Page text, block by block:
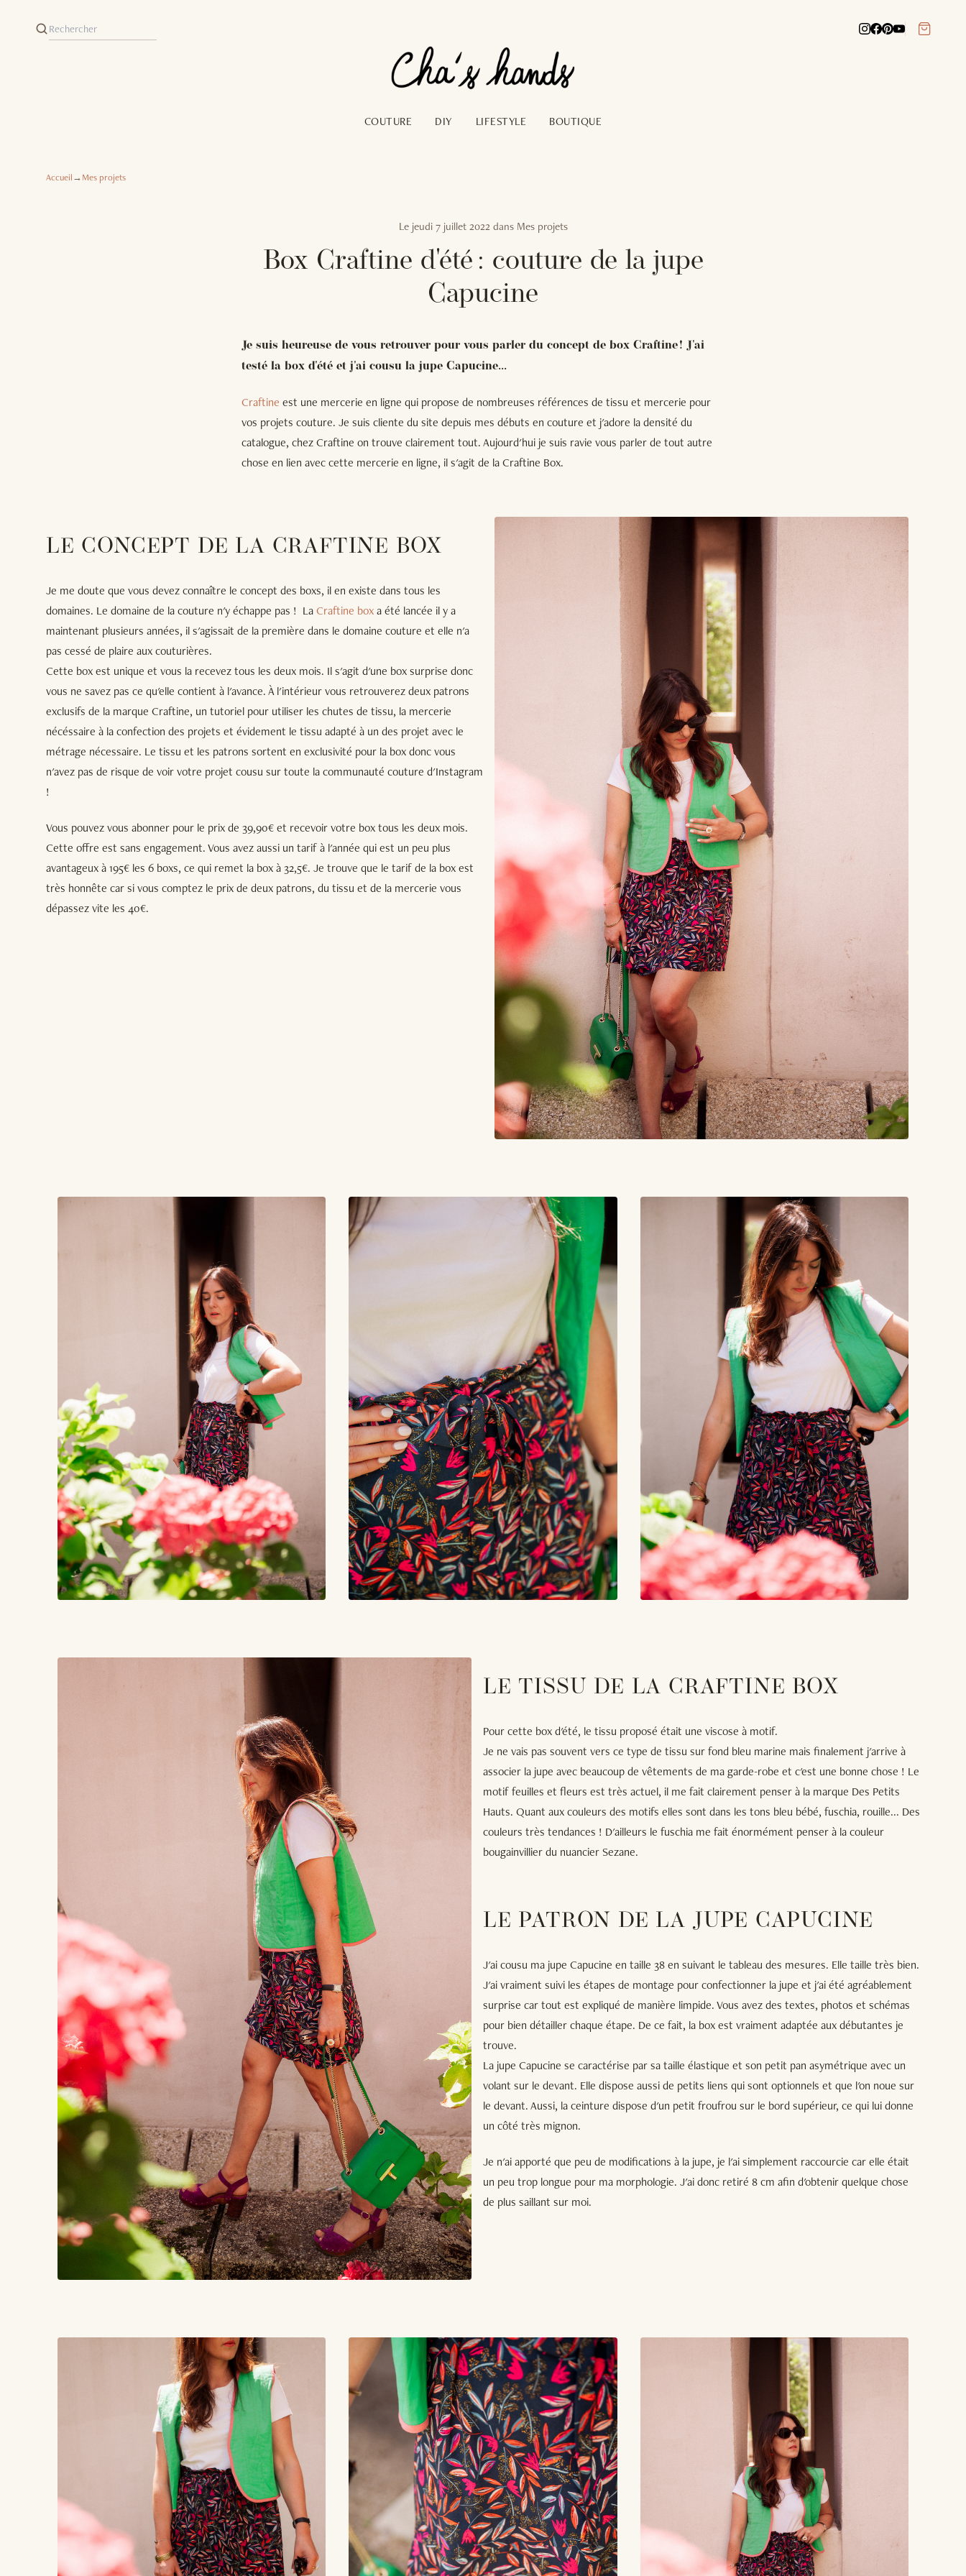
COUTURE DIY LIFESTYLE BOUTIQUE
Accueil→Mes projets
Le jeudi 7 juillet 2022dans Mes projets
Box Craftine d'été : couture de la jupe
Capucine
Je suis heureuse de vous retrouver pour vous parler du concept de box Craftine ! J'ai
testé la box d'été et j'ai cousu la jupe Capucine...
Craftine est une mercerie en ligne qui propose de nombreuses références de tissu et mercerie pour
vos projets couture. Je suis cliente du site depuis mes débuts en couture et j'adore la densité du
catalogue, chez Craftine on trouve clairement tout. Aujourd'hui je suis ravie vous parler de tout autre
chose en lien avec cette mercerie en ligne, il s'agit de la Craftine Box.
LE CONCEPT DE LA CRAFTINE BOX
Je me doute que vous devez connaître le concept des boxs, il en existe dans tous les
domaines. Le domaine de la couture n'y échappe pas ! LaCraftine boxa été lancée il y a
maintenant plusieurs années, il s'agissait de la première dans le domaine couture et elle n'a
pas cessé de plaire aux couturières.
Cette box est unique et vous la recevez tous les deux mois. Il s'agit d'une box surprise donc
vous ne savez pas ce qu'elle contient à l'avance. À l'intérieur vous retrouverez deux patrons
exclusifs de la marque Craftine, un tutoriel pour utiliser les chutes de tissu, la mercerie
nécéssaire à la confection des projets et évidement le tissu adapté à un des projet avec le
métrage nécessaire. Le tissu et les patrons sortent en exclusivité pour la box donc vous
n'avez pas de risque de voir votre projet cousu sur toute la communauté couture d'Instagram
!
Vous pouvez vous abonner pour le prix de 39,90€ et recevoir votre box tous les deux mois.
Cette offre est sans engagement. Vous avez aussi un tarif à l'année qui est un peu plus
avantageux à 195€ les 6 boxs, ce qui remet la box à 32,5€. Je trouve que le tarif de la box est
très honnête car si vous comptez le prix de deux patrons, du tissu et de la mercerie vous
dépassez vite les 40€.
LE TISSU DE LA CRAFTINE BOX
Pour cette box d'été, le tissu proposé était une viscose à motif.
Je ne vais pas souvent vers ce type de tissu sur fond bleu marine mais finalement j'arrive à
associer la jupe avec beaucoup de vêtements de ma garde-robe et c'est une bonne chose ! Le
motif feuilles et fleurs est très actuel, il me fait clairement penser à la marque Des Petits
Hauts. Quant aux couleurs des motifs elles sont dans les tons bleu bébé, fuschia, rouille... Des
couleurs très tendances ! D'ailleurs le fuschia me fait énormément penser à la couleur
bougainvillier du nuancier Sezane.
LE PATRON DE LA JUPE CAPUCINE
J'ai cousu ma jupe Capucine en taille 38 en suivant le tableau des mesures. Elle taille très bien.
J'ai vraiment suivi les étapes de montage pour confectionner la jupe et j'ai été agréablement
surprise car tout est expliqué de manière limpide. Vous avez des textes, photos et schémas
pour bien détailler chaque étape. De ce fait, la box est vraiment adaptée aux débutantes je
trouve.
La jupe Capucine se caractérise par sa taille élastique et son petit pan asymétrique avec un
volant sur le devant. Elle dispose aussi de petits liens qui sont optionnels et que l'on noue sur
le devant. Aussi, la ceinture dispose d'un petit froufrou sur le bord supérieur, ce qui lui donne
un côté très mignon.
Je n'ai apporté que peu de modifications à la jupe, je l'ai simplement raccourcie car elle était
un peu trop longue pour ma morphologie. J'ai donc retiré 8 cm afin d'obtenir quelque chose
de plus saillant sur moi.